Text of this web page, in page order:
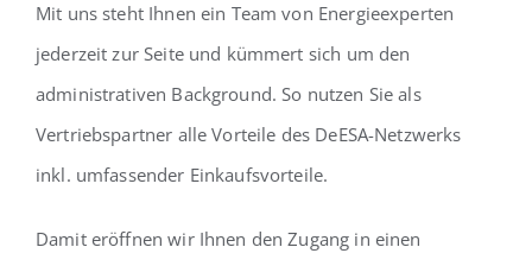
Mit uns steht Ihnen ein Team von Energieexperten
jederzeit zur Seite und kümmert sich um den
administrativen Background. So nutzen Sie als
Vertriebspartner alle Vorteile des DeESA-Netzwerks
inkl. umfassender Einkaufsvorteile.
Damit eröffnen wir Ihnen den Zugang in einen